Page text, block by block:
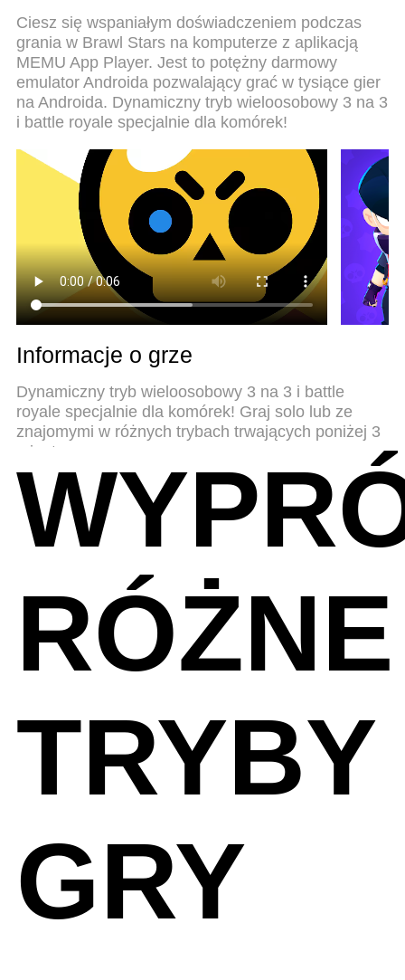
grania w Brawl Stars na PC. Przygotowany dzięki
naszej wiedzy, znakomity, wstępnie ustawiony
system mapowania klawiszy sprawia, że Brawl
Stars jest prawdziwą grą na PC. Zakodowany
naszą absorpcją, menedżer wielu instancji
umożliwia granie na 2 lub więcej kontach na tym
emulator może uwolnić pełny potencjał twojego
komputera, sprawić, że wszystko będzie płynne.
Dbamy nie tylko o to, jak grasz, ale także o cały
proces czerpania radości z grania.
Ciesz się wspaniałym doświadczeniem podczas
grania w Brawl Stars na komputerze z aplikacją
MEMU App Player. Jest to potężny darmowy
emulator Androida pozwalający grać w tysiące gier
na Androida. Dynamiczny tryb wieloosobowy 3 na 3
i battle royale specjalnie dla komórek!
Informacje o grze
Dynamiczny tryb wieloosobowy 3 na 3 i battle
royale specjalnie dla komórek! Graj solo lub ze
znajomymi w różnych trybach trwających poniżej 3
minut.
Odblokuj i rozwijaj dziesiątki zadymiarzy
dysponujących potężnych superatakami, gwiezdną
mocą i gadżetami! Zbieraj wyjątkowe przebrania,
by się wyróżniać stylem. Walcz w różnych
tajemniczych lokacjach zadymiarskiego świata!
Grę Brawl Stars można za darmo pobrać oraz w
nią grać, ale niektóre elementy w grze można
nabywać za prawdziwe pieniądze (w tym losowe
przedmioty). Jeśli nie chcesz korzystać z tej funkcji,
wyłącz zakupy w aplikacji w ustawieniach swojego
urządzenia.
RÓŻNE
TRYBY
GRY